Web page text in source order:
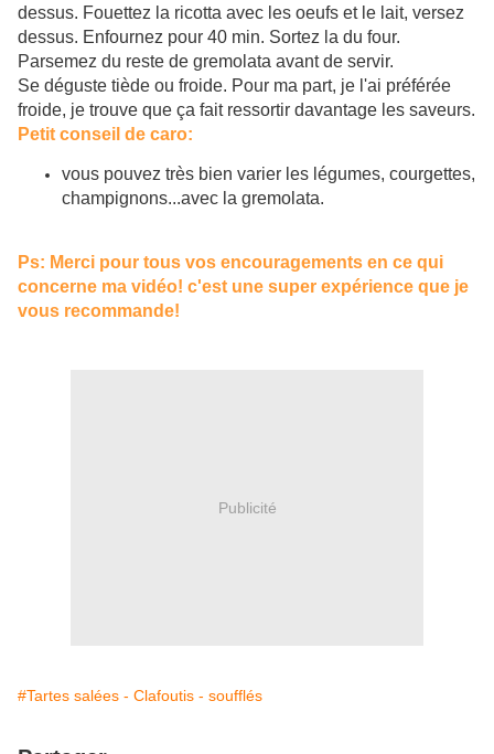
dessus. Fouettez la ricotta avec les oeufs et le lait, versez
dessus. Enfournez pour 40 min. Sortez la du four.
Parsemez du reste de gremolata avant de servir.
Se déguste tiède ou froide. Pour ma part, je l'ai préférée
froide, je trouve que ça fait ressortir davantage les saveurs.
Petit conseil de caro:
vous pouvez très bien varier les légumes, courgettes,
champignons...avec la gremolata.
Ps: Merci pour tous vos encouragements en ce qui
concerne ma vidéo! c'est une super expérience que je
vous recommande!
Publicité
#Tartes salées - Clafoutis - soufflés